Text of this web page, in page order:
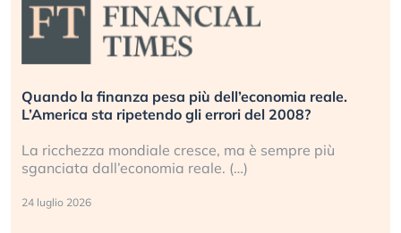
Quando la finanza pesa più dell’economia reale.
L’America sta ripetendo gli errori del 2008?
La ricchezza mondiale cresce, ma è sempre più
sganciata dall’economia reale. (…)
24 luglio 2026